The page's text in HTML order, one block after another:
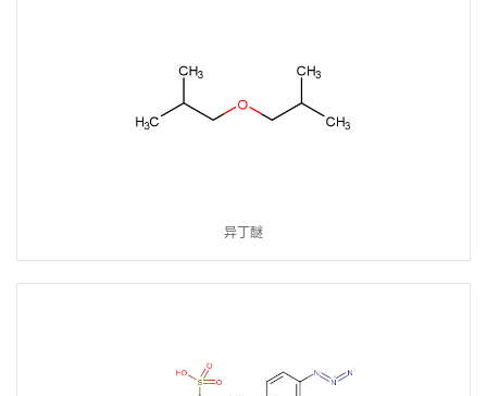
异丁醚